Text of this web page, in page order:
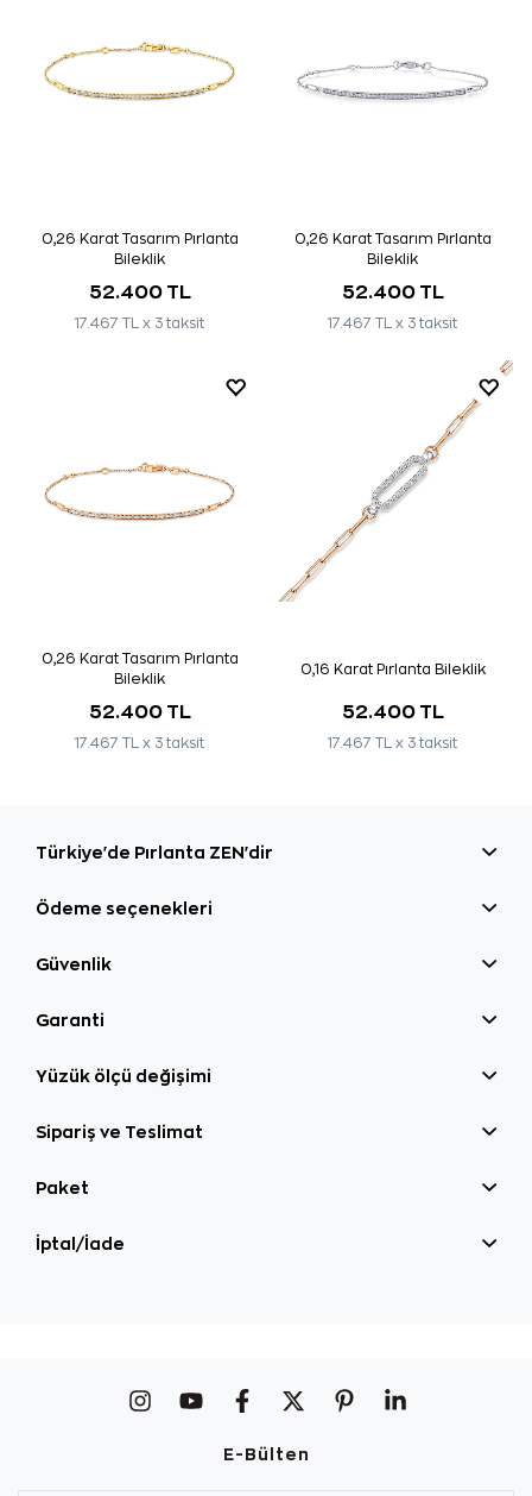
0,26 Karat Tasarım Pırlanta
Bileklik
52.400 TL
17.467 TL x 3 taksit
0,26 Karat Tasarım Pırlanta
Bileklik
52.400 TL
17.467 TL x 3 taksit
0,26 Karat Tasarım Pırlanta
Bileklik
52.400 TL
17.467 TL x 3 taksit
0,16 Karat Pırlanta Bileklik
52.400 TL
17.467 TL x 3 taksit
Türkiye'de Pırlanta ZEN'dir
Ödeme seçenekleri
Güvenlik
Garanti
Yüzük ölçü değişimi
Sipariş ve Teslimat
Paket
İptal/İade
E-Bülten